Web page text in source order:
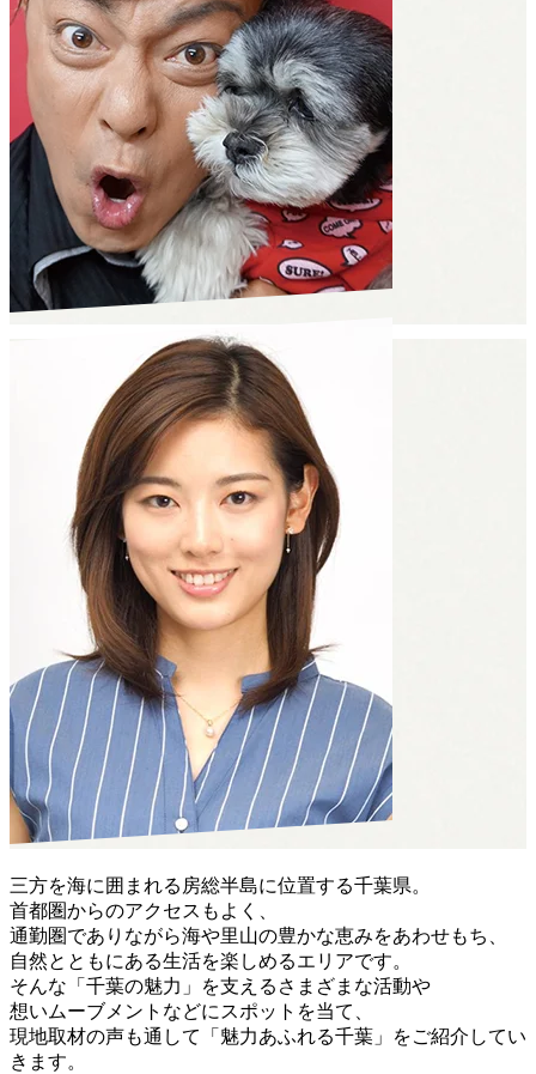
三方を海に囲まれる房総半島に位置する千葉県。
首都圏からのアクセスもよく、
通勤圏でありながら海や里山の豊かな恵みをあわせもち、
自然とともにある生活を楽しめるエリアです。
そんな「千葉の魅力」を支えるさまざまな活動や
想いムーブメントなどにスポットを当て、
現地取材の声も通して「魅力あふれる千葉」をご紹介してい
きます。